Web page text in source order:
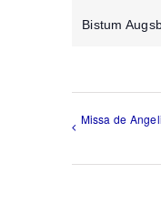
Bistum
Missa de